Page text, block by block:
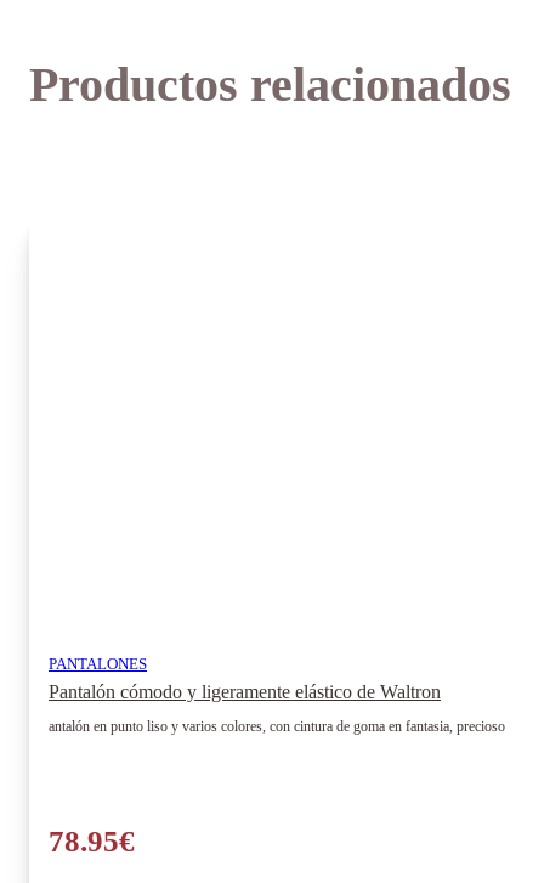
Productos relacionados
PANTALONES
Pantalón cómodo y ligeramente elástico de Waltron
antalón en punto liso y varios colores, con cintura de goma en fantasia, precioso
78.95€